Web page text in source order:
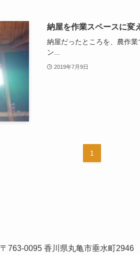
納屋を作業スペースに変
納屋だったところを、農作
ン...
2019年7月9日
1
〒763-0095 香川県丸亀市垂水町2946